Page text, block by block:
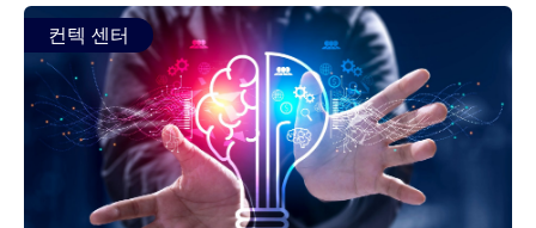
view: CX를 혁신하는 방법: 새로운 연구 보고서에서 밝혀진
컨텍 센터